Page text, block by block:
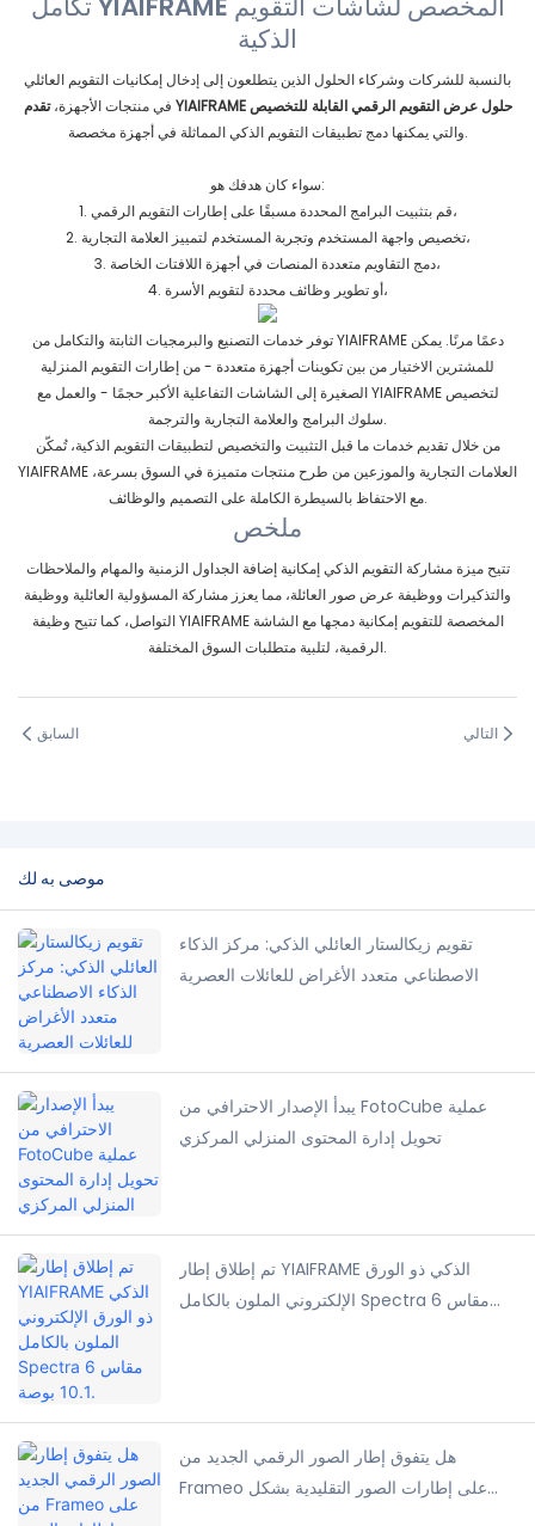
الذكية
بالنسبة للشركات وشركاء الحلول الذين يتطلعون إلى إدخال إمكانيات التقويم العائلي
في منتجات الأجهزة،
تقدم YIAIFRAME حلول عرض التقويم الرقمي القابلة للتخصيص
والتي يمكنها دمج تطبيقات التقويم الذكي المماثلة في أجهزة مخصصة.
سواء كان هدفك هو:
1. قم بتثبيت البرامج المحددة مسبقًا على إطارات التقويم الرقمي،
2. تخصيص واجهة المستخدم وتجربة المستخدم لتمييز العلامة التجارية،
3. دمج التقاويم متعددة المنصات في أجهزة اللافتات الخاصة،
4. أو تطوير وظائف محددة لتقويم الأسرة،
توفر خدمات التصنيع والبرمجيات الثابتة والتكامل من YIAIFRAME دعمًا مرنًا. يمكن
للمشترين الاختيار من بين تكوينات أجهزة متعددة - من إطارات التقويم المنزلية
الصغيرة إلى الشاشات التفاعلية الأكبر حجمًا - والعمل مع YIAIFRAME لتخصيص
سلوك البرامج والعلامة التجارية والترجمة.
من خلال تقديم خدمات ما قبل التثبيت والتخصيص لتطبيقات التقويم الذكية، تُمكّن
YIAIFRAME العلامات التجارية والموزعين من طرح منتجات متميزة في السوق بسرعة،
مع الاحتفاظ بالسيطرة الكاملة على التصميم والوظائف.
ملخص
تتيح ميزة مشاركة التقويم الذكي إمكانية إضافة الجداول الزمنية والمهام والملاحظات
والتذكيرات ووظيفة عرض صور العائلة، مما يعزز مشاركة المسؤولية العائلية ووظيفة
التواصل، كما تتيح وظيفة YIAIFRAME المخصصة للتقويم إمكانية دمجها مع الشاشة
الرقمية، لتلبية متطلبات السوق المختلفة.
السابق التالي
موصى به لك
تقويم زيكالستار العائلي الذكي: مركز الذكاء
الاصطناعي متعدد الأغراض للعائلات العصرية
يبدأ الإصدار الاحترافي من FotoCube عملية
تحويل إدارة المحتوى المنزلي المركزي
تم إطلاق إطار YIAIFRAME الذكي ذو الورق
الإلكتروني الملون بالكامل Spectra 6 مقاس
هل يتفوق إطار الصور الرقمي الجديد من
Frameo على إطارات الصور التقليدية بشكل